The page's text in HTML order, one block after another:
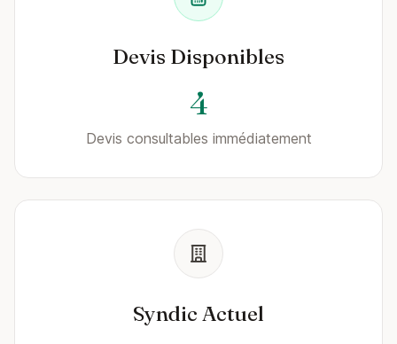
Devis Disponibles
4
Devis consultables immédiatement
Syndic Actuel